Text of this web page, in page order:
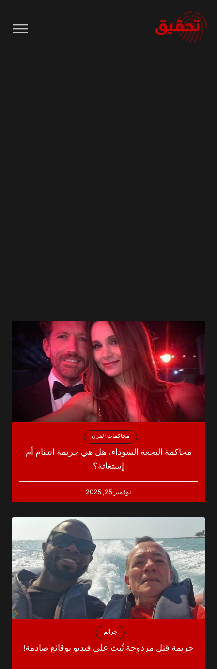
إلى
المحتوى
محاكمات القرن
محاكمة البجعة السوداء، هل هي جريمة انتقام أم
إستغاثة؟
نوفمبر 25, 2025
جرائم
جريمة قتل مزدوجة تُبث على فيديو بوقائع صادمة!